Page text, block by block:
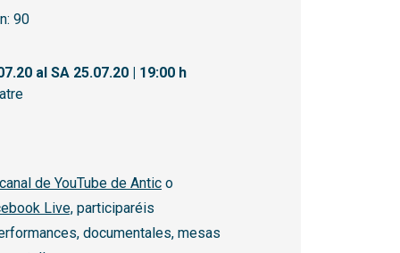
90
al SA 25.07.20 | 19:00 h
canal de YouTube de Antic o
Live, participaréis
documentales, mesas